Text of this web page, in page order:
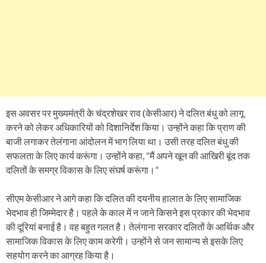
इस अवसर पर मुख्यमंत्री के चंद्रशेखर राव (केसीआर) ने दलित बंधु को लागू
करने को लेकर अधिकारियों को दिशानिर्देश किया। उन्होंने कहा कि प्राण की
बाजी लगाकर तेलंगाना आंदोलन में भाग लिया था। उसी तरह दलित बंधु की
सफलता के लिए कार्य करूंगा। उन्होंने कहा, “मैं अपने खून की आखिरी बूंद तक
दलितों के समग्र विकास के लिए संघर्ष करूंगा।”
सीएम केसीआर ने आगे कहा कि दलित की दयनीय हालात के लिए सामाजिक
भेदभाव ही जिम्मेदार है। पहले के काल में न जाने किसने इस प्रकार की भेदभाव
की दूरियां बनाई है। वह बहुत गलत है। तेलंगाना सरकार दलितों के आर्थिक और
सामाजिक विकास के लिए काम करेगी। उन्होंने से जन सामान्य से इसके लिए
सहयोग करने का आग्रह किया है।